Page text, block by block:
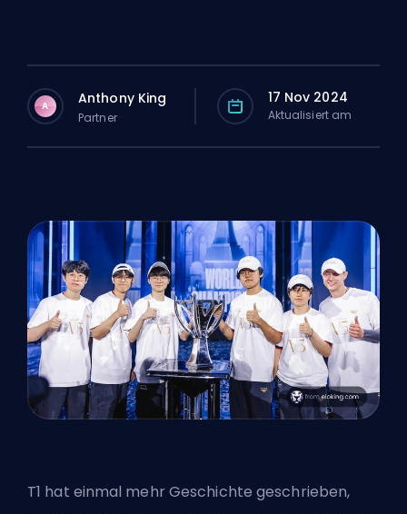
A Anthony King
Partner
17 Nov 2024
Aktualisiert am
T1 hat einmal mehr Geschichte geschrieben,